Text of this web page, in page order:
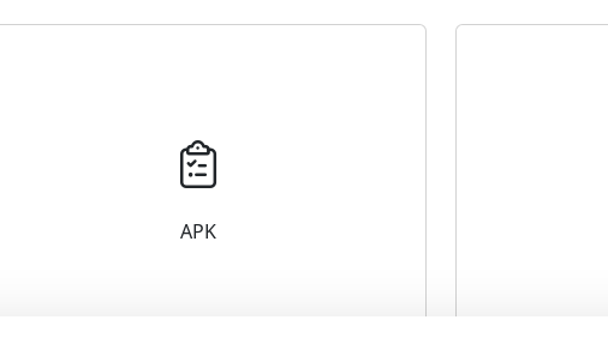
APK